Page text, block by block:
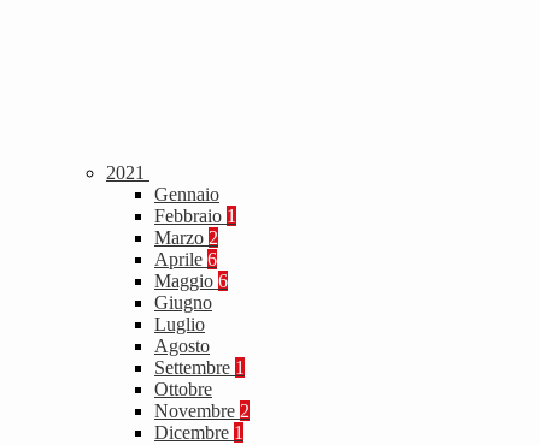
2021
Gennaio
Febbraio 1
Marzo 2
Aprile 6
Maggio 6
Giugno
Luglio
Agosto
Settembre 1
Ottobre
Novembre 2
Dicembre 1